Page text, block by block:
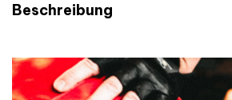
Beschreibung